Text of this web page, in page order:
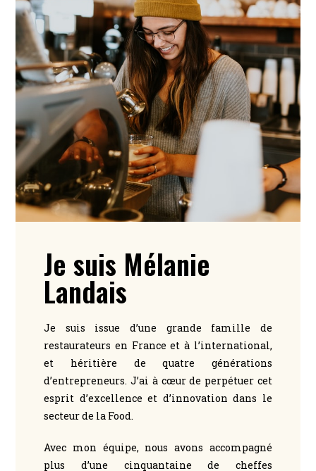
Je suis Mélanie
Landais
Je suis issue d’une grande famille de
restaurateurs en France et à l’international,
et héritière de quatre générations
d’entrepreneurs. J’ai à cœur de perpétuer cet
esprit d’excellence et d’innovation dans le
secteur de la Food.
Avec mon équipe, nous avons accompagné
plus d’une cinquantaine de cheffes